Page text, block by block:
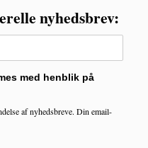
nyhedsbrev:
med hen­blik på
af nyheds­bre­ve. Din email-